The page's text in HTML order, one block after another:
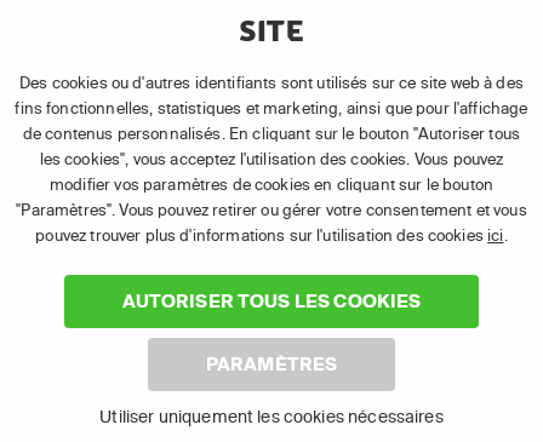
SITE
Des cookies ou d'autres identifiants sont utilisés sur ce site web à des
fins fonctionnelles, statistiques et marketing, ainsi que pour l'affichage
de contenus personnalisés. En cliquant sur le bouton "Autoriser tous
les cookies", vous acceptez l'utilisation des cookies. Vous pouvez
modifier vos paramètres de cookies en cliquant sur le bouton
"Paramètres". Vous pouvez retirer ou gérer votre consentement et vous
pouvez trouver plus d'informations sur l'utilisation des cookies ici
AUTORISER TOUS LES COOKIES
PARAMÈTRES
Utiliser uniquement les cookies nécessaires
souscription à un abonnement APP TV Basic.
(2) Prix de l'abonnement : TVA comprise, hors promotion, hors frais
uniques d'activation, hors frais de matériel et hors frais d'installation.
(3) Restart & Replay:Voir toutes les chaînes disposant de cette
fonctionnalité.
2026 Canal+ Luxembourg S. à r.l. - Tous droits réservés.
TÉLÉSAT® est une marque utilisée sous licence par Canal+
Luxembourg S. à r.l. | Siège social : Rue Albert Borschette 4, L‑1246
Luxembourg | R.C.S. Luxembourg B 87.905